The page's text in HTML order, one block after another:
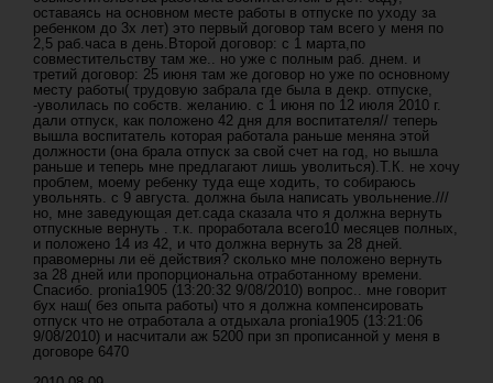
оставаясь на основном месте работы в отпуске по уходу за
ребенком до 3х лет) это первый договор там всего у меня по
2,5 раб.часа в день.Второй договор: с 1 марта,по
совместительству там же.. но уже с полным раб. днем. и
третий договор: 25 июня там же договор но уже по основному
месту работы( трудовую забрала где была в декр. отпуске,
-уволилась по собств. желанию. с 1 июня по 12 июля 2010 г.
дали отпуск, как положено 42 дня для воспитателя// теперь
вышла воспитатель которая работала раньше меняна этой
должности (она брала отпуск за свой счет на год, но вышла
раньше и теперь мне предлагают лишь уволиться).Т.К. не хочу
проблем, моему ребенку туда еще ходить, то собираюсь
увольнять. с 9 августа. должна была написать увольнение.///
но, мне заведующая дет.сада сказала что я должна вернуть
отпускные вернуть . т.к. проработала всего10 месяцев полных,
и положено 14 из 42, и что должна вернуть за 28 дней.
правомерны ли её действия? сколько мне положено вернуть
за 28 дней или пропорциональна отработанному времени.
Спасибо. pronia1905 (13:20:32 9/08/2010) вопрос.. мне говорит
бух наш( без опыта работы) что я должна компенсировать
отпуск что не отработала а отдыхала pronia1905 (13:21:06
9/08/2010) и насчитали аж 5200 при зп прописанной у меня в
договоре 6470